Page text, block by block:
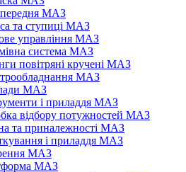
передня МАЗ
та ступиці МАЗ
управління МАЗ
система МАЗ
повітряні кручені МАЗ
МАЗ
МАЗ
і приладдя МАЗ
відбору потужностей МАЗ
та приналежності МАЗ
і приладдя МАЗ
МАЗ
МАЗ